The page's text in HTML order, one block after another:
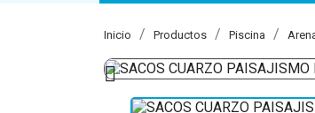
Inicio Productos Piscina
